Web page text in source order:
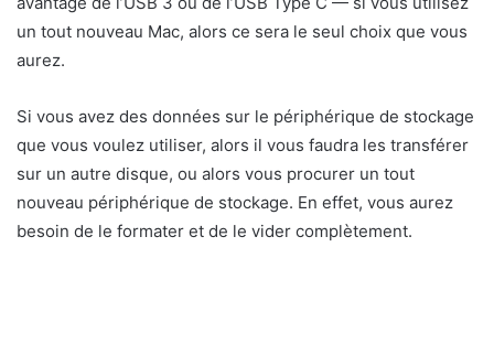
un tout nouveau Mac, alors ce sera le seul choix que vous
aurez.
Si vous avez des données sur le périphérique de stockage
que vous voulez utiliser, alors il vous faudra les transférer
sur un autre disque, ou alors vous procurer un tout
nouveau périphérique de stockage. En effet, vous aurez
besoin de le formater et de le vider complètement.